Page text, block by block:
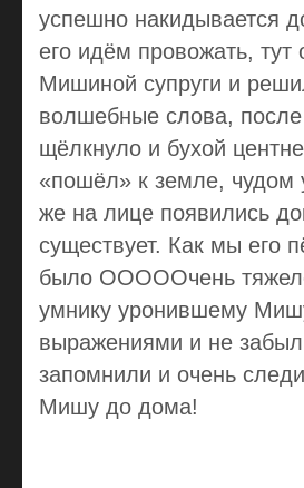
успешно накидывается
его идём провожать,
Мишиной супруги и
волшебные слова,
щёлкнуло и бухой
«пошёл» к земле, чудом
же на лице появились
существует. Как мы его
было ОООООчень
умнику уронившему
выражениями и не
запомнили и очень
Мишу до дома!